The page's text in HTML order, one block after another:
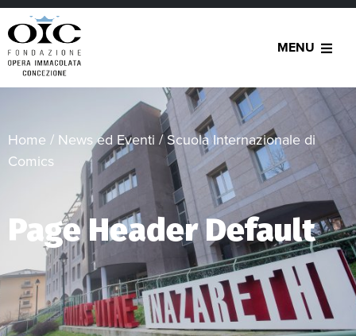
MENU
Home / News ed Eventi /Scuola Internazionale di
Comics
Page Header Default